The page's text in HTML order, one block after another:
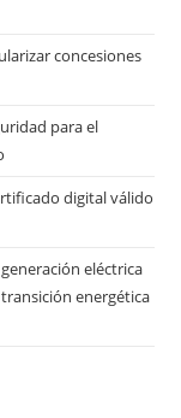
concesiones
para el
digital válido
eléctrica
energética